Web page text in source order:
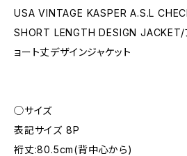
USA VINTAGE KASPER A.S.L
SHORT LENGTH DESIGN JACKET/
ョート丈デザインジャケット
◯サイズ
表記サイズ 8P
裄丈:80.5cm(背中心から)